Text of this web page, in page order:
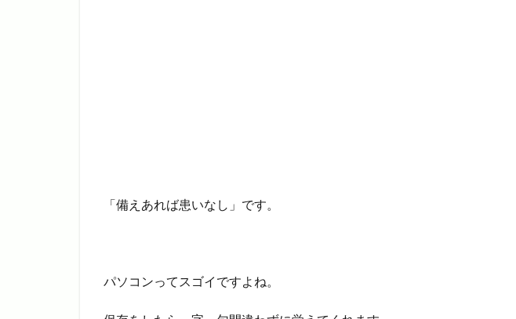
「備えあれば患いなし」です。
パソコンってスゴイですよね。